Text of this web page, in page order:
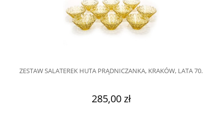
ZESTAW SALATEREK HUTA PRĄDNICZANKA, KRAKÓW, LATA 70.
285,00 zł